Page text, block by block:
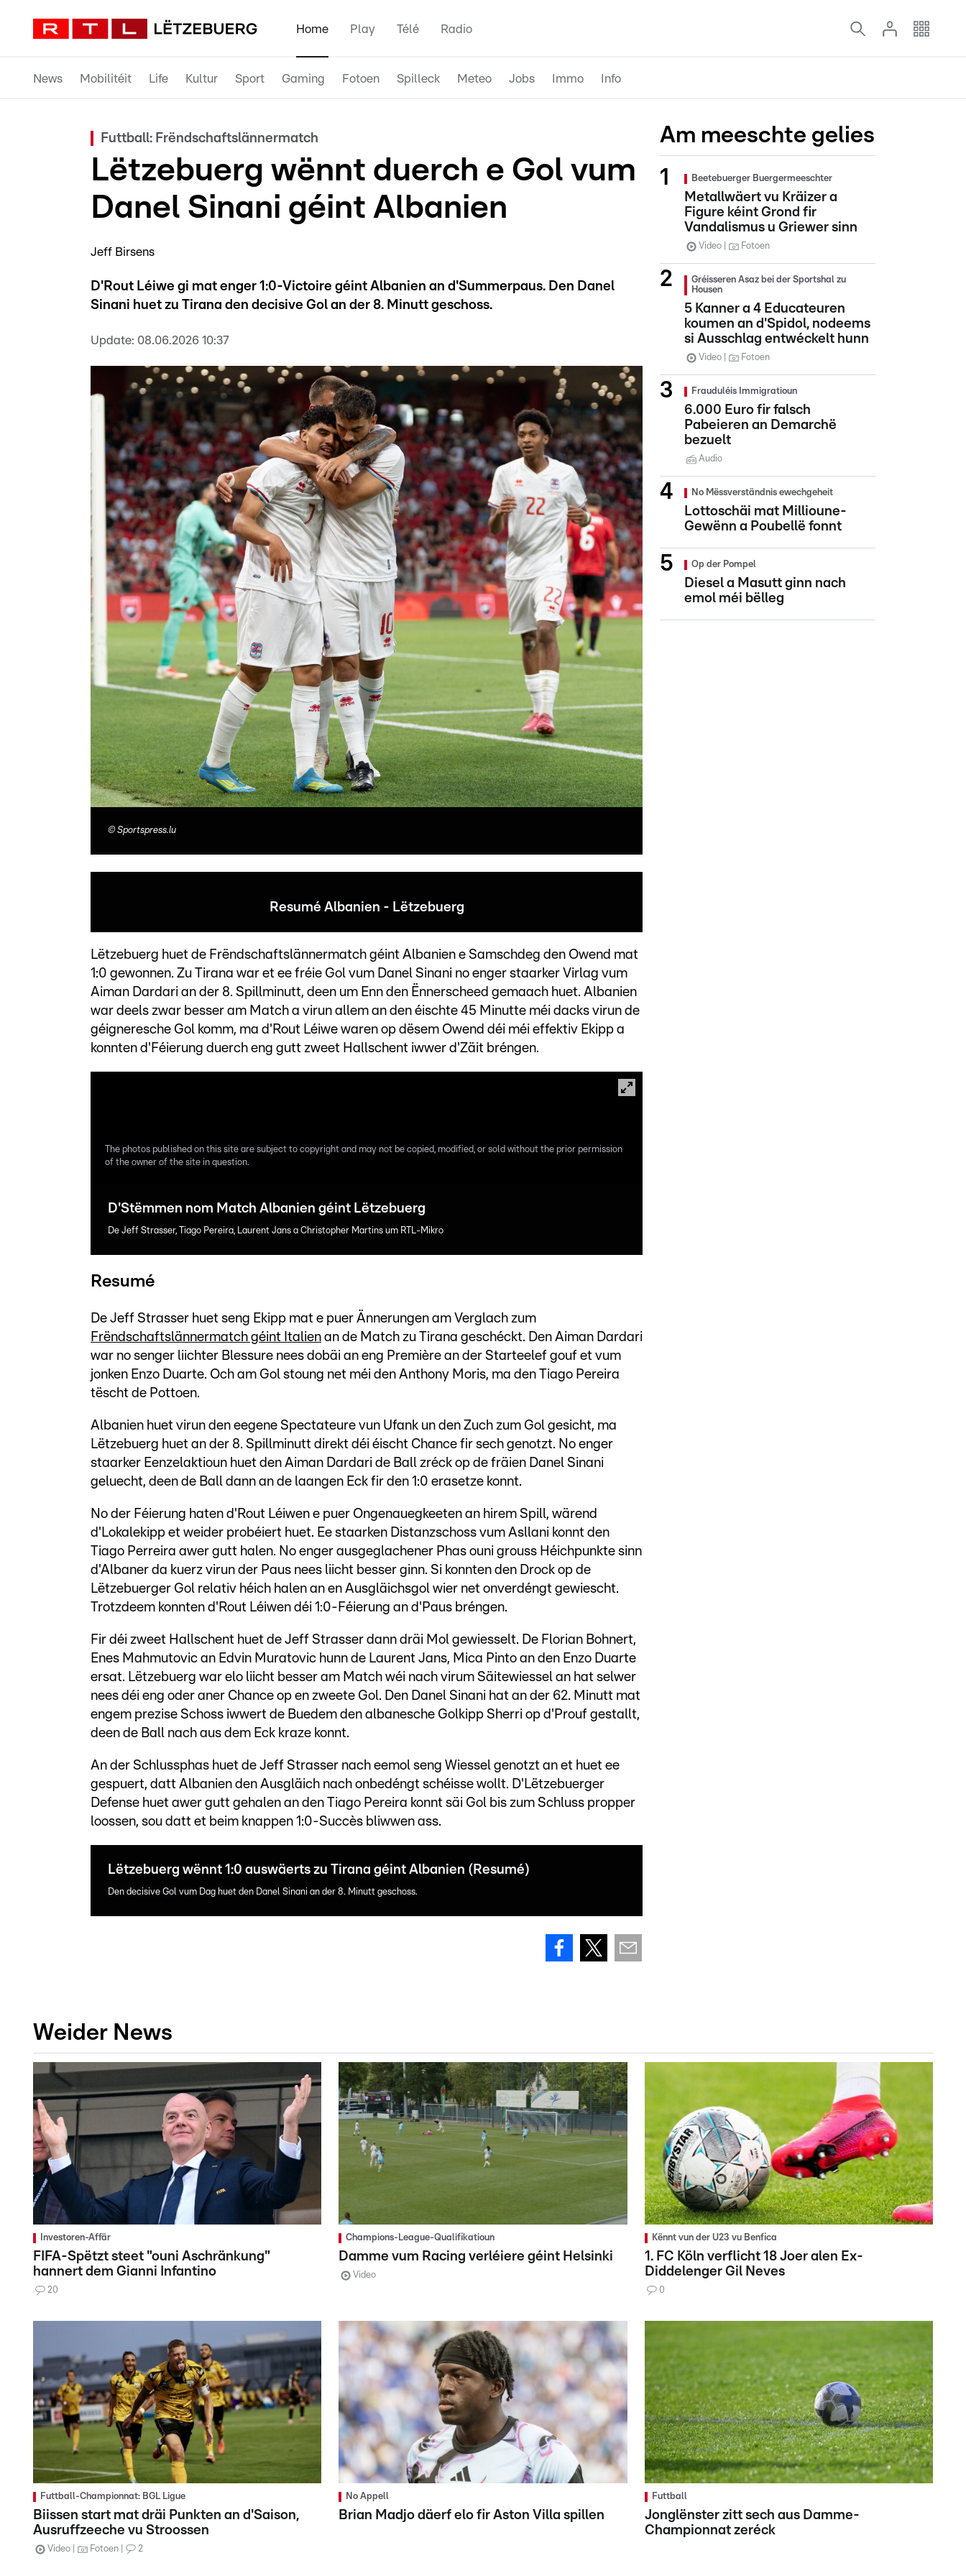
Home Play Télé Radio
News Mobilitéit Life Kultur Sport Gaming Fotoen Spilleck Meteo Jobs Immo Info
Futtball: Frëndschaftslännermatch
Lëtzebuerg wënnt duerch e Gol vum
Danel Sinani géint Albanien
Jeff Birsens
D'Rout Léiwe gi mat enger 1:0-Victoire géint Albanien an d'Summerpaus. Den Danel
Sinani huet zu Tirana den decisive Gol an der 8. Minutt geschoss.
Update: 08.06.2026 10:37
© Sportspress.lu
Resumé Albanien - Lëtzebuerg
Lëtzebuerg huet de Frëndschaftslännermatch géint Albanien e Samschdeg den Owend mat
1:0 gewonnen. Zu Tirana war et ee fréie Gol vum Danel Sinani no enger staarker Virlag vum
Aiman Dardari an der 8. Spillminutt, deen um Enn den Ënnerscheed gemaach huet. Albanien
war deels zwar besser am Match a virun allem an den éischte 45 Minutte méi dacks virun de
géigneresche Gol komm, ma d'Rout Léiwe waren op dësem Owend déi méi effektiv Ekipp a
konnten d'Féierung duerch eng gutt zweet Hallschent iwwer d'Zäit bréngen.
The photos published on this site are subject to copyright and may not be copied, modified, or sold without the prior permission
of the owner of the site in question.
D'Stëmmen nom Match Albanien géint Lëtzebuerg
De Jeff Strasser, Tiago Pereira, Laurent Jans a Christopher Martins um RTL-Mikro
Resumé
De Jeff Strasser huet seng Ekipp mat e puer Ännerungen am Verglach zum
Frëndschaftslännermatch géint Italien an de Match zu Tirana geschéckt. Den Aiman Dardari
war no senger liichter Blessure nees dobäi an eng Première an der Starteelef gouf et vum
jonken Enzo Duarte. Och am Gol stoung net méi den Anthony Moris, ma den Tiago Pereira
tëscht de Pottoen.
Albanien huet virun den eegene Spectateure vun Ufank un den Zuch zum Gol gesicht, ma
Lëtzebuerg huet an der 8. Spillminutt direkt déi éischt Chance fir sech genotzt. No enger
staarker Eenzelaktioun huet den Aiman Dardari de Ball zréck op de fräien Danel Sinani
geluecht, deen de Ball dann an de laangen Eck fir den 1:0 erasetze konnt.
No der Féierung haten d'Rout Léiwen e puer Ongenauegkeeten an hirem Spill, wärend
d'Lokalekipp et weider probéiert huet. Ee staarken Distanzschoss vum Asllani konnt den
Tiago Perreira awer gutt halen. No enger ausgeglachener Phas ouni grouss Héichpunkte sinn
d'Albaner da kuerz virun der Paus nees liicht besser ginn. Si konnten den Drock op de
Lëtzebuerger Gol relativ héich halen an en Ausgläichsgol wier net onverdéngt gewiescht.
Trotzdeem konnten d'Rout Léiwen déi 1:0-Féierung an d'Paus bréngen.
Fir déi zweet Hallschent huet de Jeff Strasser dann dräi Mol gewiesselt. De Florian Bohnert,
Enes Mahmutovic an Edvin Muratovic hunn de Laurent Jans, Mica Pinto an den Enzo Duarte
ersat. Lëtzebuerg war elo liicht besser am Match wéi nach virum Säitewiessel an hat selwer
nees déi eng oder aner Chance op en zweete Gol. Den Danel Sinani hat an der 62. Minutt mat
engem prezise Schoss iwwert de Buedem den albanesche Golkipp Sherri op d'Prouf gestallt,
deen de Ball nach aus dem Eck kraze konnt.
An der Schlussphas huet de Jeff Strasser nach eemol seng Wiessel genotzt an et huet ee
gespuert, datt Albanien den Ausgläich nach onbedéngt schéisse wollt. D'Lëtzebuerger
Defense huet awer gutt gehalen an den Tiago Pereira konnt säi Gol bis zum Schluss propper
loossen, sou datt et beim knappen 1:0-Succès bliwwen ass.
Lëtzebuerg wënnt 1:0 auswäerts zu Tirana géint Albanien (Resumé)
Den decisive Gol vum Dag huet den Danel Sinani an der 8. Minutt geschoss.
Am meeschte gelies
Beetebuerger Buergermeeschter
Metallwäert vu Kräizer a
Figure kéint Grond fir
Vandalismus u Griewer sinn
Video Fotoen
Gréisseren Asaz bei der Sportshal zu
Housen
5 Kanner a 4 Educateuren
koumen an d'Spidol, nodeems
si Ausschlag entwéckelt hunn
Video Fotoen
Frauduléis Immigratioun
6.000 Euro fir falsch
Pabeieren an Demarchë
bezuelt
Audio
No Mëssverständnis ewechgeheit
Lottoschäi mat Millioune-
Gewënn a Poubellë fonnt
Op der Pompel
Diesel a Masutt ginn nach
emol méi bëlleg
Weider News
Investoren-Affär
FIFA-Spëtzt steet "ouni Aschränkung"
hannert dem Gianni Infantino
20
Champions-League-Qualifikatioun
Damme vum Racing verléiere géint Helsinki
Video
Kënnt vun der U23 vu Benfica
1. FC Köln verflicht 18 Joer alen Ex-
Diddelenger Gil Neves
0
Futtball-Championnat: BGL Ligue
Biissen start mat dräi Punkten an d'Saison,
Ausruffzeeche vu Stroossen
Video Fotoen 2
No Appell
Brian Madjo däerf elo fir Aston Villa spillen
Futtball
Jonglënster zitt sech aus Damme-
Championnat zeréck